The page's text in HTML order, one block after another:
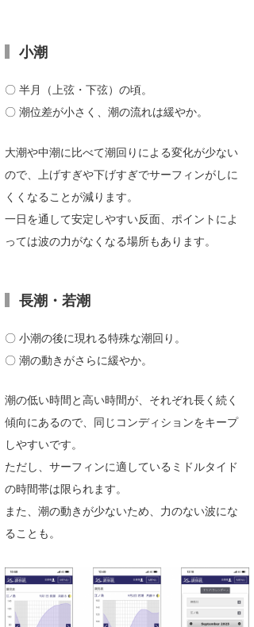
小潮
〇 半月（上弦・下弦）の頃。
〇 潮位差が小さく、潮の流れは緩やか。
大潮や中潮に比べて潮回りによる変化が少ない
ので、上げすぎや下げすぎでサーフィンがしに
くくなることが減ります。
一日を通して安定しやすい反面、ポイントによ
っては波の力がなくなる場所もあります。
長潮・若潮
〇 小潮の後に現れる特殊な潮回り。
〇 潮の動きがさらに緩やか。
潮の低い時間と高い時間が、それぞれ長く続く
傾向にあるので、同じコンディションをキープ
しやすいです。
ただし、サーフィンに適しているミドルタイド
の時間帯は限られます。
また、潮の動きが少ないため、力のない波にな
ることも。